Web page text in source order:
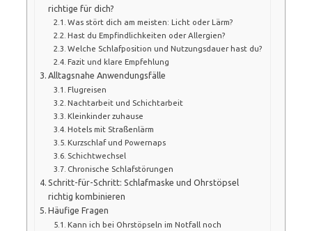
richtige für dich?
Was stört dich am meisten: Licht oder Lärm?
Hast du Empfindlichkeiten oder Allergien?
Welche Schlafposition und Nutzungsdauer hast du?
Fazit und klare Empfehlung
Alltagsnahe Anwendungsfälle
Flugreisen
Nachtarbeit und Schichtarbeit
Kleinkinder zuhause
Hotels mit Straßenlärm
Kurzschlaf und Powernaps
Schichtwechsel
Chronische Schlafstörungen
Schritt-für-Schritt: Schlafmaske und Ohrstöpsel
richtig kombinieren
Häufige Fragen
Kann ich bei Ohrstöpseln im Notfall noch